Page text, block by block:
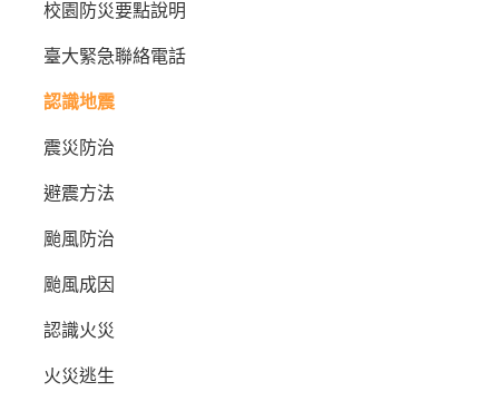
校園防災要點說明
臺大緊急聯絡電話
認識地震
震災防治
避震方法
颱風防治
颱風成因
認識火災
火災逃生